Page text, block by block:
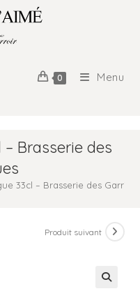
0 Menu
Brasserie des
33cl – Brasserie des
Produit suivant